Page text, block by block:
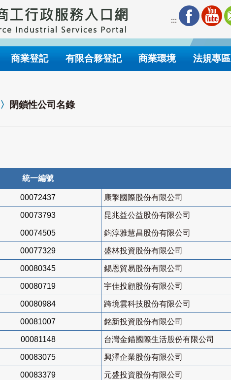
:::
商業登記 有限合夥登記 商業環境 法規專區
〉 閉鎖性公司名錄
統一編號
00072437 康擎國際股份有限公司
00073793 昆兆益公益股份有限公司
00074505 鈞淳雅慧昌股份有限公司
00077329 盛林投資股份有限公司
00080345 錫恩貿易股份有限公司
00080719 宇佳投顧股份有限公司
00080984 跨境雲科技股份有限公司
00081007 銘新投資股份有限公司
00081148 台灣金錨國際生活股份有限公司
00083075 興澤企業股份有限公司
00083379 元盛投資股份有限公司